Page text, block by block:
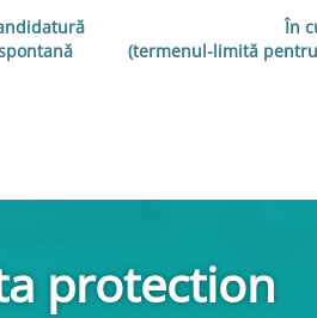
În
(termenul-limită
protection